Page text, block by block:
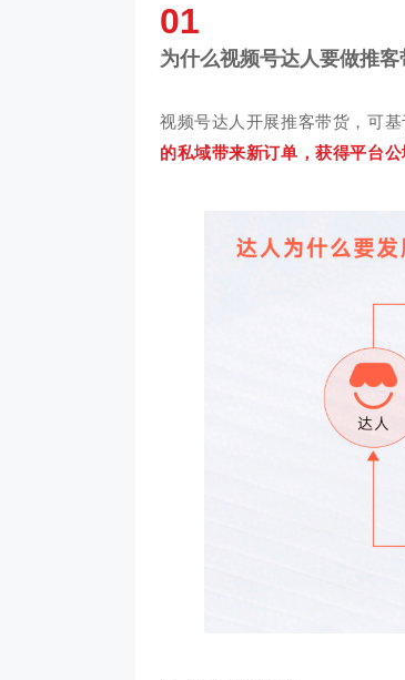
01
为什么视频号达人要做推客
视频号达人开展推客带货，可
的私域带来新订单，获得平台